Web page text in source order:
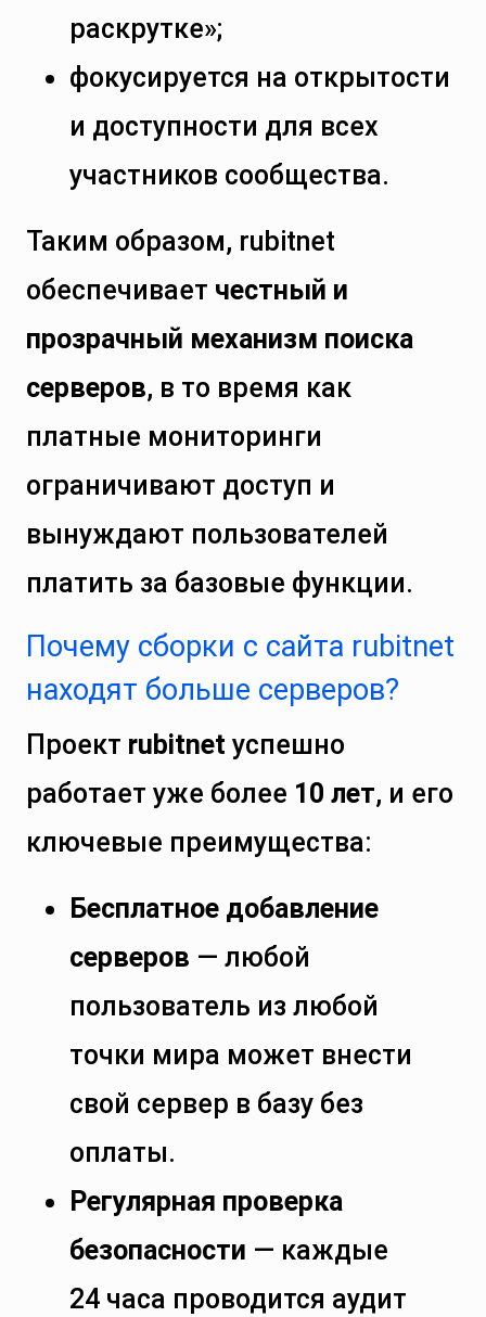
раскрутке»;
фокусируется на открытости
и доступности для всех
участников сообщества.
Таким образом, rubitnet
обеспечивает честный и
прозрачный механизм поиска
серверов, в то время как
платные мониторинги
ограничивают доступ и
вынуждают пользователей
платить за базовые функции.
Почему сборки с сайта rubitnet
находят больше серверов?
Проект rubitnet успешно
работает уже более 10 лет, и его
ключевые преимущества:
Бесплатное добавление
серверов — любой
пользователь из любой
точки мира может внести
свой сервер в базу без
оплаты.
Регулярная проверка
безопасности — каждые
24 часа проводится аудит